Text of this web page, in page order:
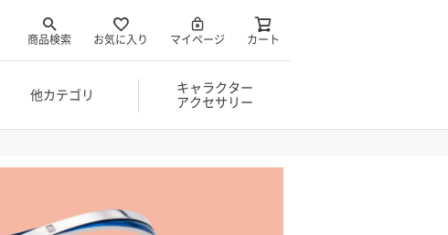
商品検索 お気に入り マイページ カート
他カテゴリ
キャラクター
アクセサリー